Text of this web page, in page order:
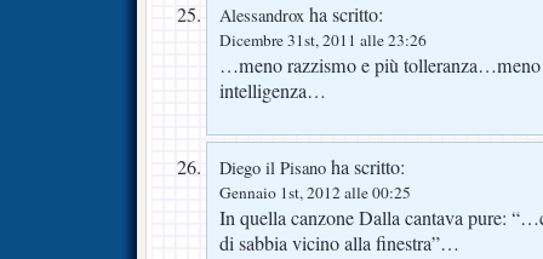
Alessandrox ha scritto:
Dicembre 31st, 2011 alle 23:26
…meno razzismo e più tolleranza…meno
intelligenza…
Diego il Pisano ha scritto:
Gennaio 1st, 2012 alle 00:25
In quella canzone Dalla cantava pure:
di sabbia vicino alla finestra”…